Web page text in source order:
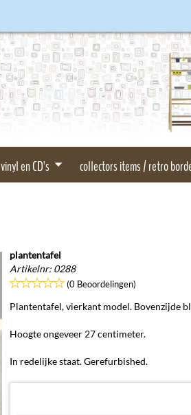
vinyl en CD's collectors items / retro
plantentafel
Artikelnr: 0288
(0 Beoordelingen)
Plantentafel, vierkant model. Bovenzijde
Hoogte ongeveer 27 centimeter.
In redelijke staat. Gerefurbished.